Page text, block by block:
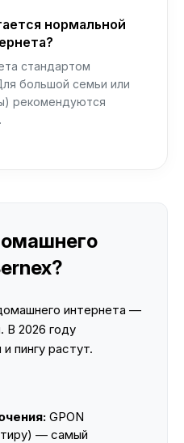
нормальной
стандартом
большой семьи или
рекомендуются
интернета —
В 2026 году
пингу растут.
GPON
— самый